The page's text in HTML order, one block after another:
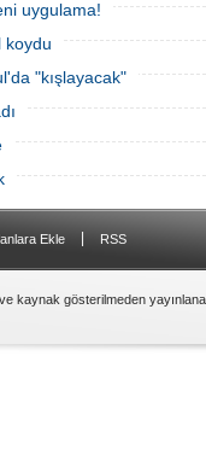
uygulama!
koydu
"kışlayacak"
Ekle RSS
kaynak gösterilmeden